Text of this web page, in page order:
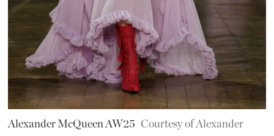
Alexander McQueen AW25
Courtesy of Alexander